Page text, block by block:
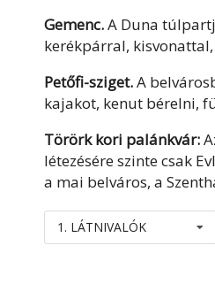
Gemenc.A Duna
kerékpárral,
Petőfi-sziget.A
kajakot, kenut bérelni,
Törörk kori palánkvár:
létezésére szinte csak
a mai belváros, a
1. LÁTNIVALÓK